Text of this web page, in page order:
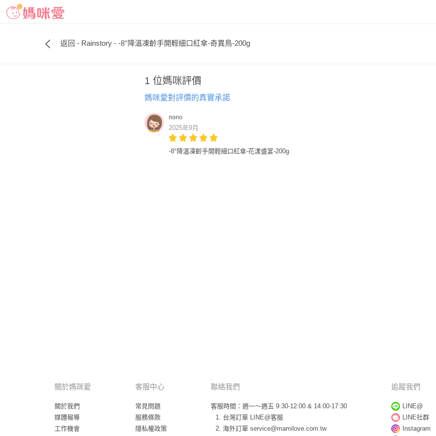
返回 - Rainstory - -8°降溫凍齡手開輕細口紅傘-奇異鳥-200g
1 位媽咪評價
媽咪愛對評價的真實承諾
nono
2025年9月
-8°降溫凍齡手開輕細口紅傘-花漾盛宴-200g
關於媽咪愛
關於我們
媒體報導
工作機會
客服中心
常見問題
服務條款
隱私權政策
聯絡我們
客服時間：週一～週五 9:30-12:00 & 14:00-17:30
台灣訂單 LINE@客服
海外訂單 service@mamilove.com.tw
追蹤我們
LINE@
LINE社群
Instagram